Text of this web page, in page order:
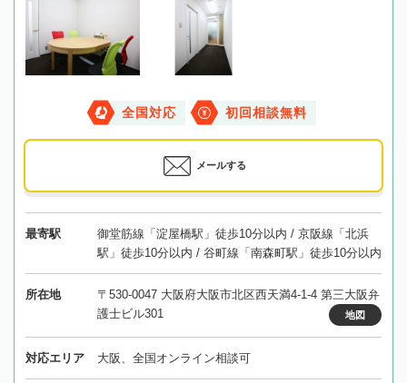
全国対応 初回相談無料
メールする
最寄駅
御堂筋線「淀屋橋駅」徒歩10分以内 / 京阪線「北浜
駅」徒歩10分以内 / 谷町線「南森町駅」徒歩10分以内
所在地
〒530-0047 大阪府大阪市北区西天満4-1-4 第三大阪弁
護士ビル301
地図
対応エリア 大阪、全国オンライン相談可